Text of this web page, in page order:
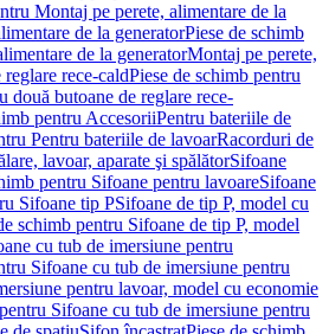
Montaj pe perete, alimentare de la
de la generatorPiese de schimb
de la generatorMontaj pe perete,
rece-caldPiese de schimb pentru
două butoane de reglare rece-
pentru AccesoriiPentru bateriile de
Pentru bateriile de lavoarRacorduri de
lavoar, aparate şi spălătorSifoane
pentru Sifoane pentru lavoareSifoane
Sifoane tip PSifoane de tip P, model cu
schimb pentru Sifoane de tip P, model
cu tub de imersiune pentru
Sifoane cu tub de imersiune pentru
pentru lavoar, model cu economie
Sifoane cu tub de imersiune pentru